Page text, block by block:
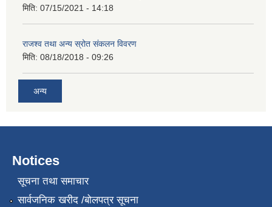
मिति: 07/15/2021 - 14:18
राजश्व तथा अन्य स्रोत संकलन विवरण
मिति: 08/18/2018 - 09:26
अन्य
Notices
सूचना तथा समाचार
सार्वजनिक खरीद /बोलपत्र सूचना